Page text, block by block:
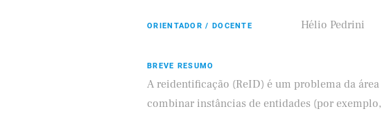
ORIENTADOR / DOCENTE Hélio Pedrini
BREVE RESUMO
A reidentificação (ReID) é um problema da
combinar instâncias de entidades (por